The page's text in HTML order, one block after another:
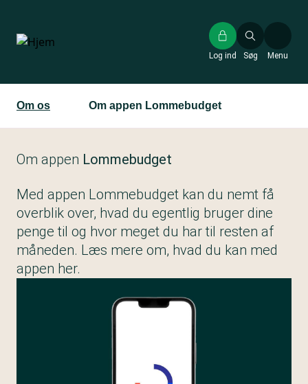
hovedindhold
Søg
Log ind Menu
Om os Om appen Lommebudget
Om appen Lommebudget
Med appen Lommebudget kan du nemt få
overblik over, hvad du egentlig bruger dine
penge til og hvor meget du har til resten af
måneden. Læs mere om, hvad du kan med
appen her.